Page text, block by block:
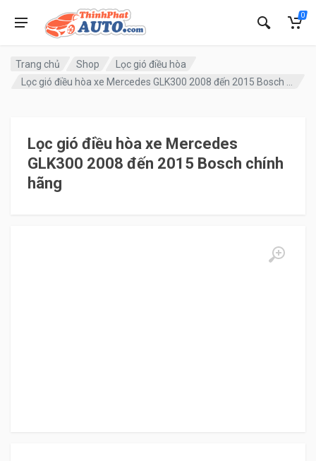
0
Trang chủ Shop
Lọc gió điều hòa
Lọc gió điều hòa xe Mercedes
GLK300 2008 đến 2015 Bosch chính
hãng